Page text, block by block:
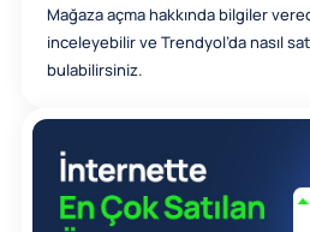
Mağaza açma hakkında bilgiler
inceleyebilir ve Trendyol’da nasıl
bulabilirsiniz.